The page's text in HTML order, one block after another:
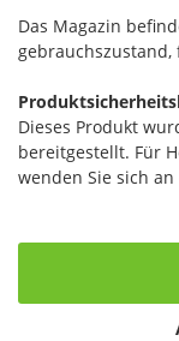
Das Magazin
Dieses Produkt
bereitgestellt. Für
wenden Sie sich